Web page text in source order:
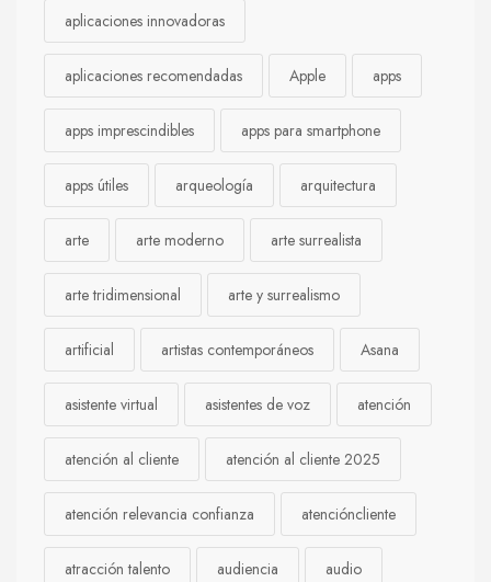
aplicaciones innovadoras
aplicaciones recomendadas Apple apps
apps imprescindibles apps para smartphone
apps útiles arqueología arquitectura
arte arte moderno arte surrealista
arte tridimensional arte y surrealismo
artificial artistas contemporáneos Asana
asistente virtual asistentes de voz atención
atención al cliente atención al cliente 2025
atención relevancia confianza atencióncliente
atracción talento audiencia audio